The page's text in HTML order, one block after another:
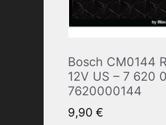
Bosch CM0144
12V US – 7 620
7620000144
9,90 €